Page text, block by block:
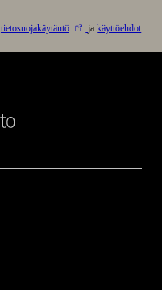
tietosuojakäytäntö jakäyttöehdot